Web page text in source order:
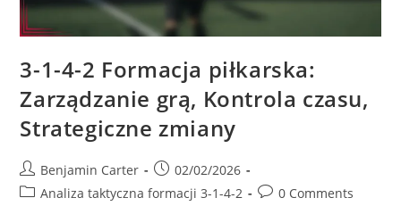
3-1-4-2 Formacja piłkarska:
Zarządzanie grą, Kontrola czasu,
Strategiczne zmiany
Post
author:
Benjamin Carter
Post
published:
02/02/2026
PostAnaliza taktyczna formacji 3-1-4-2
Post0 Comments